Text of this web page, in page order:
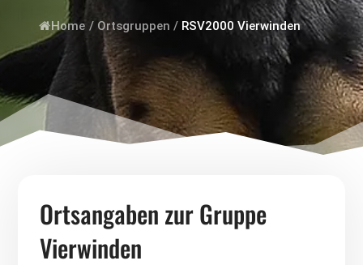
Home / Ortsgruppen / RSV2000 Vierwinden
Ortsangaben zur Gruppe
Vierwinden